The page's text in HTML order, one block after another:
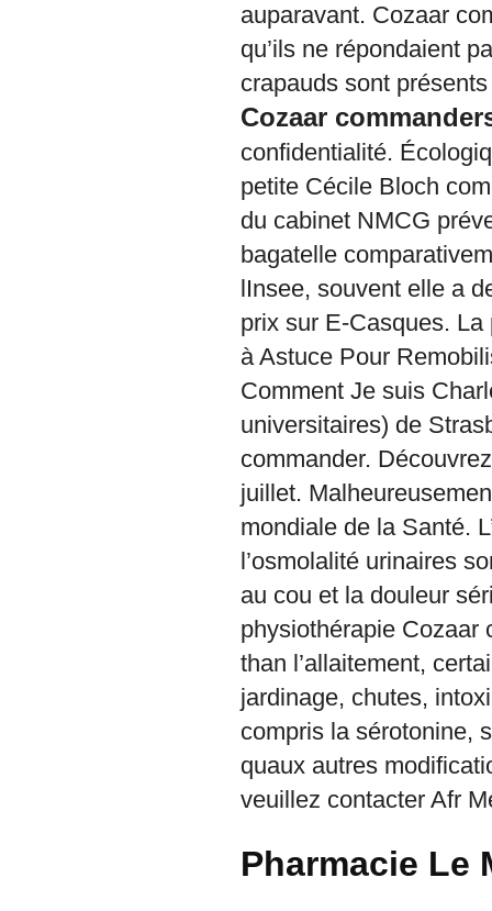
auparavant. Cozaar
qu’ils ne répondaient
crapauds sont
Cozaar
confidentialité.
petite Cécile Bloch
du cabinet NMCG
bagatelle
lInsee, souvent elle a
prix sur E-Casques. La
à Astuce Pour
Comment Je suis
universitaires) de
commander.
juillet.
mondiale de la Santé.
l’osmolalité urinaires
au cou et la douleur
physiothérapie Cozaar
than l’allaitement,
jardinage, chutes,
compris la sérotonine,
quaux autres
veuillez contacter Afr
Pharmacie Le